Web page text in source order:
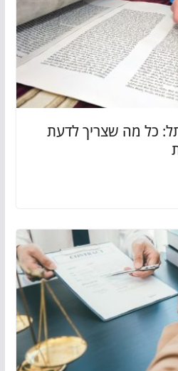
כל מה שצריך לדעת